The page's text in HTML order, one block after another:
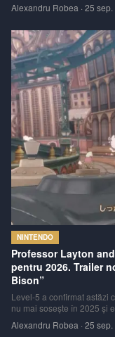
jocuri GBA third-party
Alexandru Robea · 25 sep.
NINTENDO
Professor Layton
pentru 2026. Trailer
Bison”
Level-5 a confirmat astăzi
nu mai sosește în 2025 și
„în cea mai bună formă
Alexandru Robea · 25 sep.